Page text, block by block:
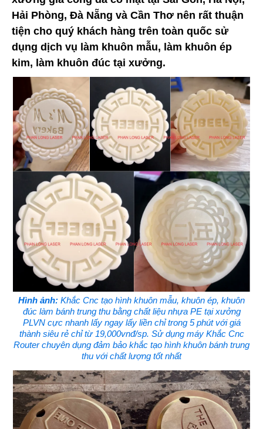
Hải Phòng, Đà Nẵng và Cần Thơ nên rất thuận
tiện cho quý khách hàng trên toàn quốc sử
dụng dịch vụ làm khuôn mẫu, làm khuôn ép
kim, làm khuôn đúc tại xưởng.
Hình ảnh: Khắc Cnc tạo hình khuôn mẫu, khuôn ép, khuôn
đúc làm bánh trung thu bằng chất liệu nhựa PE tại xưởng
PLVN cực nhanh lấy ngay lấy liền chỉ trong 5 phút với giá
thành siêu rẻ chỉ từ 19,000vnđ/sp. Sử dụng máy Khắc Cnc
Router chuyên dụng đảm bảo khắc tạo hình khuôn bánh trung
thu với chất lượng tốt nhất